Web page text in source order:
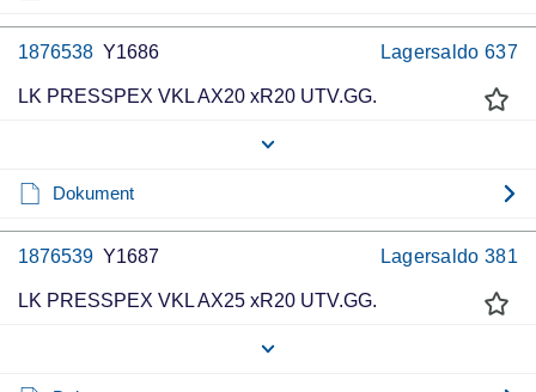
1876538 Y1686 Lagersaldo 637
LK PRESSPEX VKL AX20 xR20 UTV.GG.
Dokument
1876539 Y1687 Lagersaldo 381
LK PRESSPEX VKL AX25 xR20 UTV.GG.